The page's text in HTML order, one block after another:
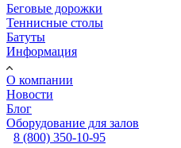
Беговые дорожки
Теннисные столы
Батуты
Информация
О компании
Новости
Блог
Оборудование для залов
8 (800) 350-10-95